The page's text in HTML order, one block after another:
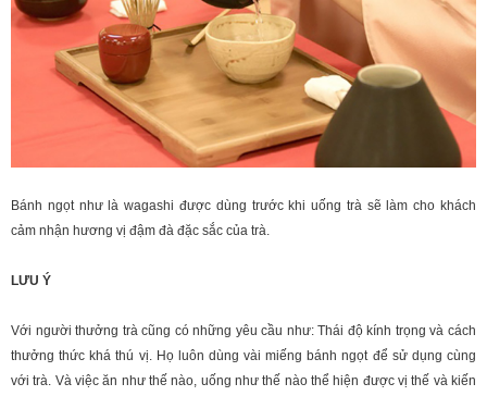
Bánh ngọt như là wagashi được dùng trước khi uống trà sẽ làm cho khách
cảm nhận hương vị đậm đà đặc sắc của trà.
LƯU Ý
Với người thưởng trà cũng có những yêu cầu như: Thái độ kính trọng và cách
thưởng thức khá thú vị. Họ luôn dùng vài miếng bánh ngọt để sử dụng cùng
với trà. Và việc ăn như thế nào, uống như thế nào thể hiện được vị thế và kiến